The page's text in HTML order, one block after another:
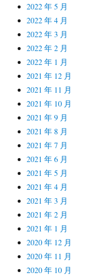
2022 年 5 月
2022 年 4 月
2022 年 3 月
2022 年 2 月
2022 年 1 月
2021 年 12 月
2021 年 11 月
2021 年 10 月
2021 年 9 月
2021 年 8 月
2021 年 7 月
2021 年 6 月
2021 年 5 月
2021 年 4 月
2021 年 3 月
2021 年 2 月
2021 年 1 月
2020 年 12 月
2020 年 11 月
2020 年 10 月